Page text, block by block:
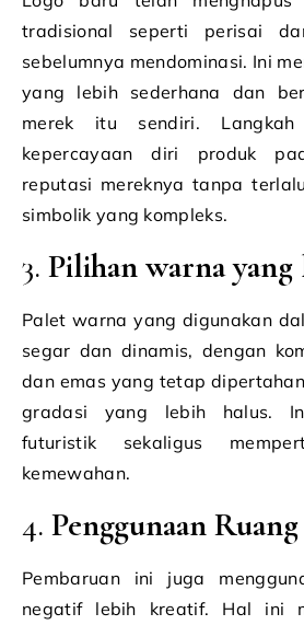
tradisional seperti perisai
sebelumnya mendominasi. Ini
yang lebih sederhana dan
merek itu sendiri. Langkah
kepercayaan diri produk
reputasi mereknya tanpa
simbolik yang kompleks.
3. Pilihan warna yang
Palet warna yang digunakan
segar dan dinamis, dengan
dan emas yang tetap
gradasi yang lebih halus.
futuristik sekaligus
kemewahan.
4. Penggunaan
Pembaruan ini juga
negatif lebih kreatif. Hal ini